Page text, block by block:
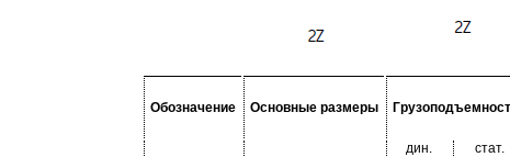
Обозначение Основные размеры
дин. стат.